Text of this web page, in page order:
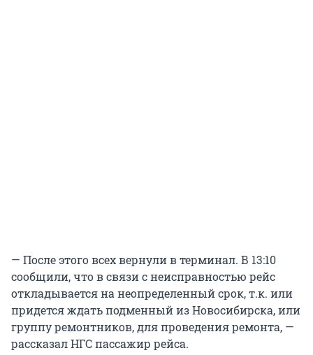
— После этого всех вернули в терминал. В 13:10
сообщили, что в связи с неисправностью рейс
откладывается на неопределенный срок, т.к. или
придется ждать подменный из Новосибирска, или
группу ремонтников, для проведения ремонта, —
рассказал НГС пассажир рейса.